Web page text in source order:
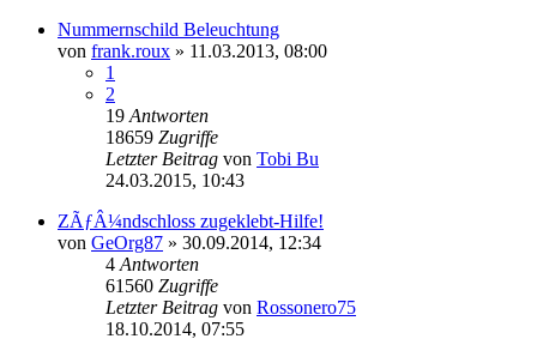
Nummernschild Beleuchtung
von frank.roux » 11.03.2013, 08:00
1
2
19 Antworten
18659 Zugriffe
Letzter Beitrag von Tobi Bu
24.03.2015, 10:43
ZÃƒÂ¼ndschloss zugeklebt-Hilfe!
von GeOrg87 » 30.09.2014, 12:34
4 Antworten
61560 Zugriffe
Letzter Beitrag von Rossonero75
18.10.2014, 07:55